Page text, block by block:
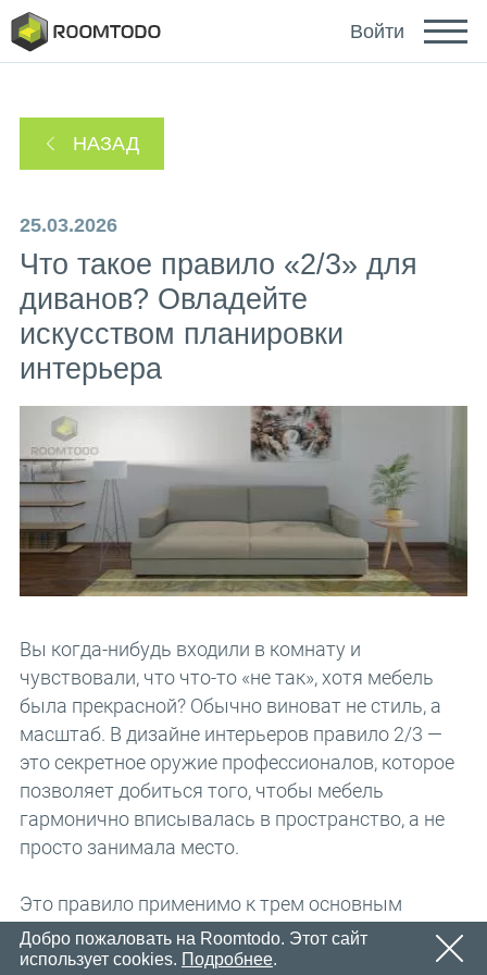
Зайти с помощью
или
Email
Пароль
OK
Спасибо за регистрацию
Вскоре мы отправим электронное письмо со ссылкой
для подтверждения.
Пожалуйста, перейдите по ссылке в письме, чтобы
активировать свой аккаунт
Ссылка для восстановления пароля отправлена
на ваш email.
OK
Войти
НАЗАД
25.03.2026
Что такое правило «2/3» для
диванов? Овладейте
искусством планировки
интерьера
Вы когда-нибудь входили в комнату и
чувствовали, что что-то «не так», хотя мебель
была прекрасной? Обычно виноват не стиль, а
масштаб. В дизайне интерьеров правило 2/3 —
это секретное оружие профессионалов, которое
позволяет добиться того, чтобы мебель
гармонично вписывалась в пространство, а не
просто занимала место.
Это правило применимо к трем основным
элементам планировки вашейгостиной
расположению дивана относительно стены,
Добро пожаловать на Roomtodo. Этот сайт
использует cookies. Подробнее.